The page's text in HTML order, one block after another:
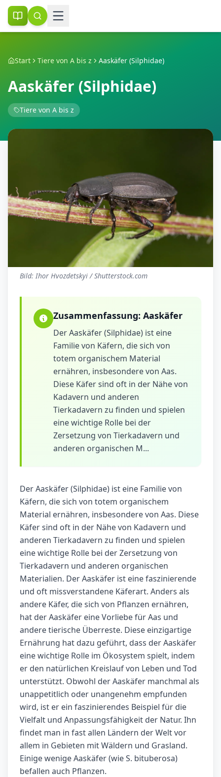
Start Tiere von A bis z Aaskäfer (Silphidae)
Aaskäfer (Silphidae)
Tiere von A bis z
Bild: Ihor Hvozdetskyi / Shutterstock.com
Zusammenfassung: Aaskäfer
Der Aaskäfer (Silphidae) ist eine
Familie von Käfern, die sich von
totem organischem Material
ernähren, insbesondere von Aas.
Diese Käfer sind oft in der Nähe von
Kadavern und anderen
Tierkadavern zu finden und spielen
eine wichtige Rolle bei der
Zersetzung von Tierkadavern und
anderen organischen M...
Der Aaskäfer (Silphidae) ist eine Familie von
Käfern, die sich von totem organischem
Material ernähren, insbesondere von Aas. Diese
Käfer sind oft in der Nähe von Kadavern und
anderen Tierkadavern zu finden und spielen
eine wichtige Rolle bei der Zersetzung von
Tierkadavern und anderen organischen
Materialien. Der Aaskäfer ist eine faszinierende
und oft missverstandene Käferart. Anders als
andere Käfer, die sich von Pflanzen ernähren,
hat der Aaskäfer eine Vorliebe für Aas und
andere tierische Überreste. Diese einzigartige
Ernährung hat dazu geführt, dass der Aaskäfer
eine wichtige Rolle im Ökosystem spielt, indem
er den natürlichen Kreislauf von Leben und Tod
unterstützt. Obwohl der Aaskäfer manchmal als
unappetitlich oder unangenehm empfunden
wird, ist er ein faszinierendes Beispiel für die
Vielfalt und Anpassungsfähigkeit der Natur. Ihn
findet man in fast allen Ländern der Welt vor
allem in Gebieten mit Wäldern und Grasland.
Einige wenige Aaskäfer (wie S. bituberosa)
befallen auch Pflanzen.